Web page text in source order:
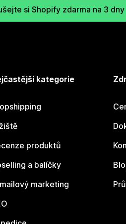
si Shopify zdarma na 3 dny
kategorie
produktů
a balíčky
marketing